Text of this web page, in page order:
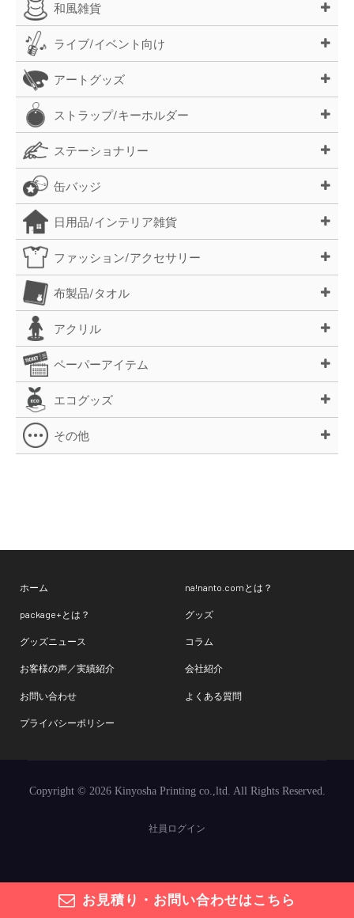
お見積り ・ お問い合わせはこちら
和風雑貨
ライブ/イベント向け
アートグッズ
ストラップ/キーホルダー
ステーショナリー
缶バッジ
日用品/インテリア雑貨
ファッション/アクセサリー
布製品/タオル
アクリル
ペーパーアイテム
エコグッズ
その他
ホーム na!nanto.comとは？
package+とは？ グッズ
グッズニュース コラム
お客様の声／実績紹介 会社紹介
お問い合わせ よくある質問
プライバシーポリシー
Copyright © 2026 Kinyosha Printing co.,ltd. All Rights Reserved.
社員ログイン